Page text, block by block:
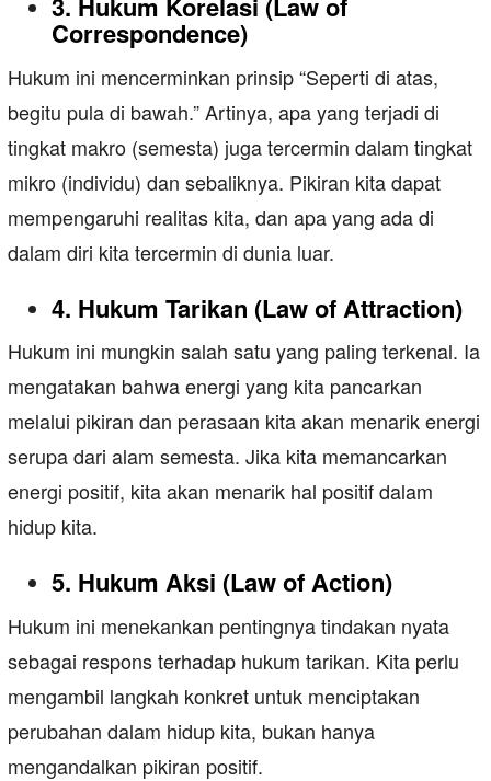
Correspondence)
Hukum ini mencerminkan prinsip “Seperti di atas,
begitu pula di bawah.” Artinya, apa yang terjadi di
tingkat makro (semesta) juga tercermin dalam tingkat
mikro (individu) dan sebaliknya. Pikiran kita dapat
mempengaruhi realitas kita, dan apa yang ada di
dalam diri kita tercermin di dunia luar.
4. Hukum Tarikan (Law of Attraction)
Hukum ini mungkin salah satu yang paling terkenal. Ia
mengatakan bahwa energi yang kita pancarkan
melalui pikiran dan perasaan kita akan menarik energi
serupa dari alam semesta. Jika kita memancarkan
energi positif, kita akan menarik hal positif dalam
hidup kita.
5. Hukum Aksi (Law of Action)
Hukum ini menekankan pentingnya tindakan nyata
sebagai respons terhadap hukum tarikan. Kita perlu
mengambil langkah konkret untuk menciptakan
perubahan dalam hidup kita, bukan hanya
mengandalkan pikiran positif.